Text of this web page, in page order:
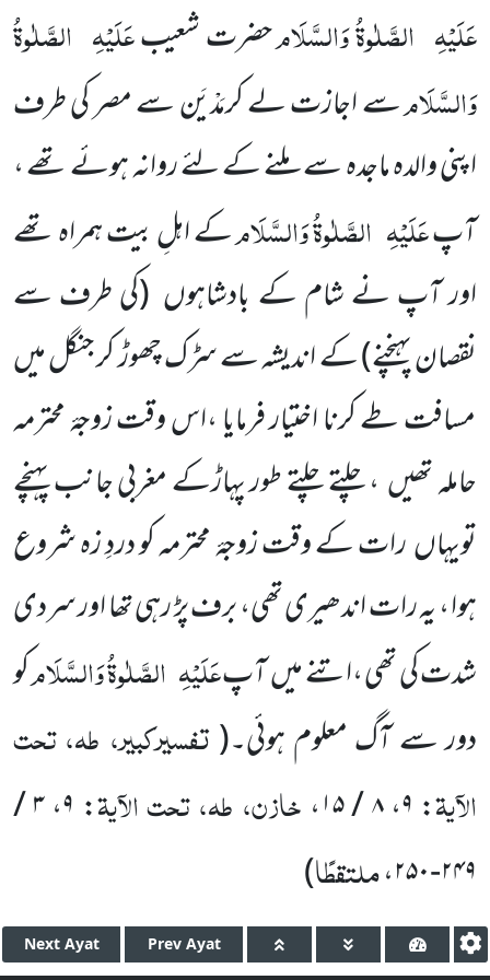
عَلَیْہِ الصَّلٰوۃُ وَالسَّلَامحضرت شعیبعَلَیْہِ الصَّلٰوۃُ
وَالسَّلَامسے اجازت لے کرمَدْیَن سے مصر کی طرف
اپنی والدہ ماجدہ سے ملنے کے لئے روانہ ہوئے تھے ،
آپعَلَیْہِ الصَّلٰوۃُ وَالسَّلَامکے اہلِ بیت ہمراہ تھے
اور آپ نے شام کے بادشاہوں (کی طرف سے
نقصان پہنچنے)کے اندیشہ سے سڑک چھوڑ کر جنگل میں
مسافت طے کرنا اختیار فرمایا ،اس وقت زوجۂ محترمہ
حاملہ تھیں ، چلتے چلتے طور پہاڑکے مغربی جانب پہنچے
تویہاں رات کے وقت زوجۂ محترمہ کو دردِ زہ شروع
ہوا ، یہ رات اندھیری تھی، برف پڑ رہی تھا اور سردی
شدت کی تھی ،اتنے میں آپعَلَیْہِ الصَّلٰوۃُ وَالسَّلَامکو
دور سے آگ معلوم ہوئی۔(تفسیرکبیر، طہ، تحت
الآیۃ: ۹،۸ / ۱۵ ، خازن، طہ، تحت الآیۃ: ۹، ۳ /
۲۴۹-۲۵۰
،ملتقطًا)
Next Ayat Prev Ayat